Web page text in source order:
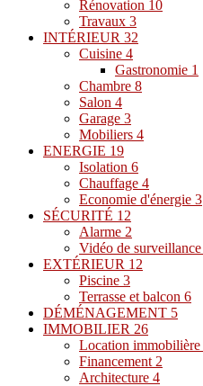
Rénovation 10
Travaux 3
INTÉRIEUR 32
Cuisine 4
Gastronomie 1
Chambre 8
Salon 4
Garage 3
Mobiliers 4
ENERGIE 19
Isolation 6
Chauffage 4
Economie d'énergie 3
SÉCURITÉ 12
Alarme 2
Vidéo de surveillance
EXTÉRIEUR 12
Piscine 3
Terrasse et balcon 6
DÉMÉNAGEMENT 5
IMMOBILIER 26
Location immobilière
Financement 2
Architecture 4